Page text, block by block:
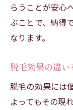
らうことが安心
ぶことで、納得
なります。
脱毛効果の違
脱毛の効果には
よってもその現